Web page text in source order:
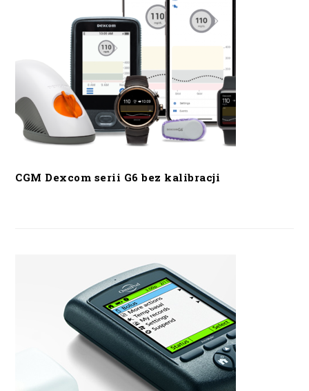
CGM Dexcom serii G6 bez kalibracji